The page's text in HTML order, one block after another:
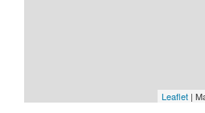
Leaflet |